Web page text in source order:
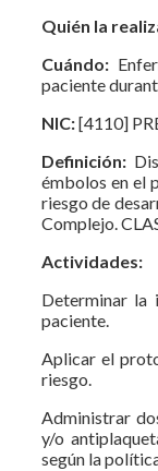
Quién la
Cuándo:
paciente
NIC:[4110]
Definición:
émbolos en el
riesgo de
Complejo.
Actividades:
Determinar la
paciente.
Aplicar el
riesgo.
Administrar
y/o
según la